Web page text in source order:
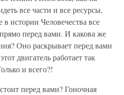
все части и все ресурсы,
истории Человечества все
перед вами. И какова же
Оно раскрывает перед вами
двигатель работает так
и всего?!
перед вами? Гоночная